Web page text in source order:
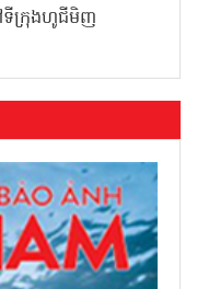
ទីក្រុងហូជីមិញ